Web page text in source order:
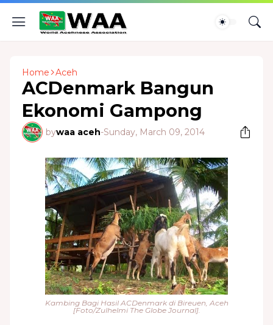
Home Aceh
ACDenmark Bangun
Ekonomi Gampong
bywaa aceh-Sunday, March 09, 2014
Kambing Bagi Hasil ACDenmark di Bireuen, Aceh
[Foto/Zulhelmi The Globe Journal].